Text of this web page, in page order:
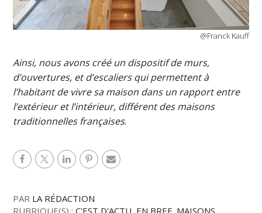
@Franck Kauff
Ainsi, nous avons créé un dispositif de murs,
d’ouvertures, et d’escaliers qui permettent à
l’habitant de vivre sa maison dans un rapport entre
l’extérieur et l’intérieur, différent des maisons
traditionnelles françaises.
PAR LA RÉDACTION